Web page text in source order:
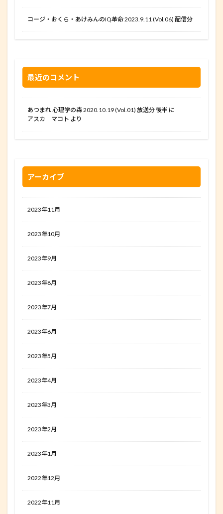
コージ・おくら・あけみんのIQ革命 2023.9.11 (Vol.06) 配信分
最近のコメント
あつまれ 心理学の森 2020.10.19 (Vol.01) 放送分 後半 に
アスカ マコト より
アーカイブ
2023年11月
2023年10月
2023年9月
2023年8月
2023年7月
2023年6月
2023年5月
2023年4月
2023年3月
2023年2月
2023年1月
2022年12月
2022年11月